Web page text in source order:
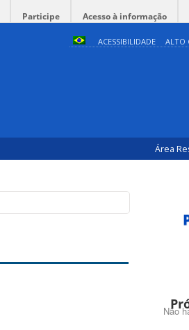
Participe Acesso à informação
ACESSIBILIDADE ALTO
Área
Não